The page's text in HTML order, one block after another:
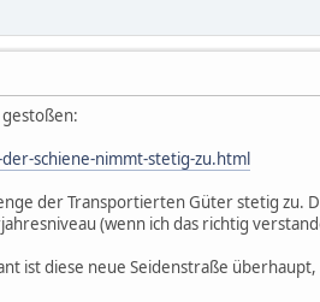
schiene-nimmt-stetig-zu.html
der Transportierten Güter stetig zu.
(wenn ich das richtig
ist diese neue Seidenstraße